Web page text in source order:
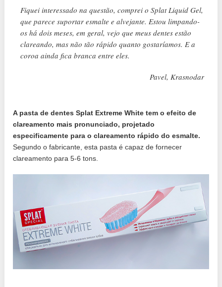
Fiquei interessado na questão, comprei o Splat Liquid Gel,
que parece suportar esmalte e alvejante. Estou limpando-
os há dois meses, em geral, vejo que meus dentes estão
clareando, mas não tão rápido quanto gostaríamos. E a
coroa ainda fica branca entre eles.
Pavel, Krasnodar
A pasta de dentes Splat Extreme White tem o efeito de
clareamento mais pronunciado, projetado
especificamente para o clareamento rápido do esmalte.
Segundo o fabricante, esta pasta é capaz de fornecer
clareamento para 5-6 tons.